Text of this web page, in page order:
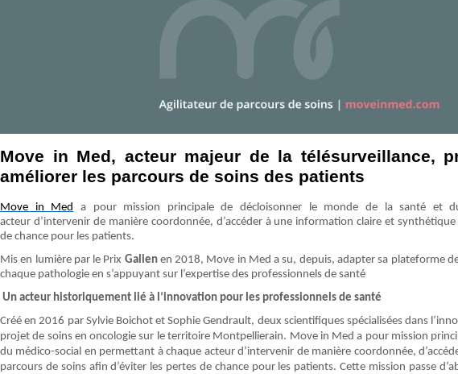
Move in Med, acteur majeur de la télésurveillance,
améliorer les parcours de soins des patients
Move in Med
a pour mission principale de décloisonner le monde de la santé et
acteur d’intervenir de manière coordonnée, d’accéder à une information claire et
de chance pour les patients.
Mis en lumière par le Prix Galienen 2018, Move in Med a su, depuis, adapter sa plateforme
chaque pathologie en s’appuyant sur l’expertise des professionnels de santé
Un acteur historiquement lié à l’innovation pour les professionnels de santé
Créé en 2016 par Sylvie Boichot et Sophie Gendrault, deux scientifiques spécialisées dans
projet de soins en oncologie sur le territoire Montpellierain. Move in Med a pour mission
du médico-social en permettant à chaque acteur d’intervenir de manière coordonnée,
parcours de soins afin d’éviter les pertes de chance pour les patients. Cette mission passe